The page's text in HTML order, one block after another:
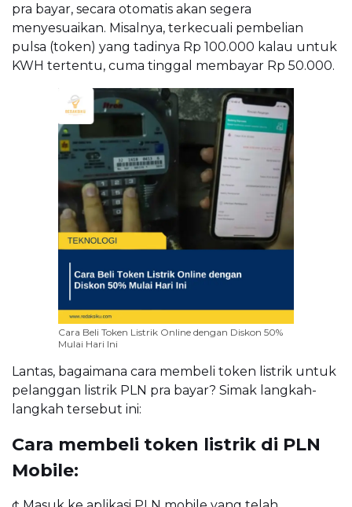
pra bayar, secara otomatis akan segera
menyesuaikan. Misalnya, terkecuali pembelian
pulsa (token) yang tadinya Rp 100.000 kalau untuk
KWH tertentu, cuma tinggal membayar Rp 50.000.
Cara Beli Token Listrik Online dengan Diskon 50%
Mulai Hari Ini
Lantas, bagaimana cara membeli token listrik untuk
pelanggan listrik PLN pra bayar? Simak langkah-
langkah tersebut ini:
Cara membeli token listrik di PLN
Mobile: